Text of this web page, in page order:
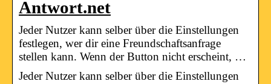
Antwort.net
Jeder Nutzer kann selber über die Einstellungen
festlegen, wer dir eine Freundschaftsanfrage
stellen kann. Wenn der Button nicht erscheint, …
Jeder Nutzer kann selber über die Einstellungen